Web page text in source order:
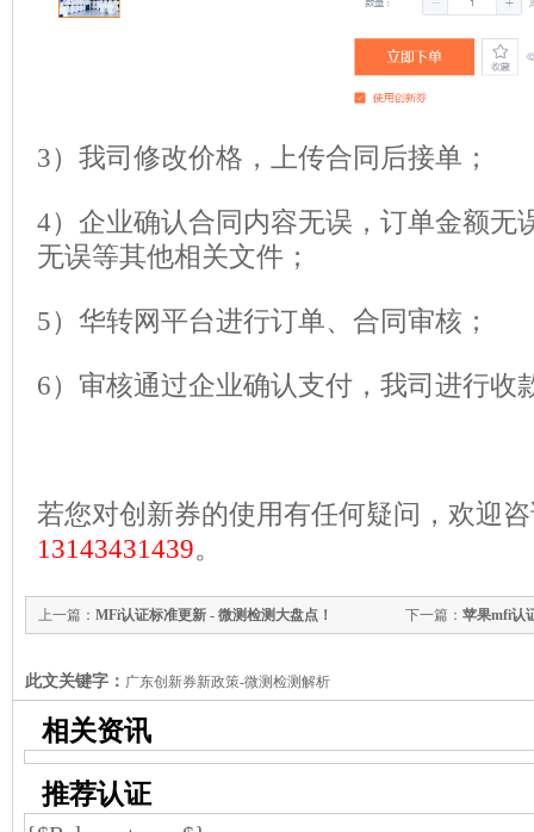
3）我司修改价格，上传合同后接单；
4）企业确认合同内容无误，订单金额无
无误等其他相关文件；
5）华转网平台进行订单、合同审核；
6）审核通过企业确认支付，我司进行收
若您对创新券的使用有任何疑问，欢迎
13143431439。
下一篇： 苹果mfi认
上一篇： MFi认证标准更新 - 微测检测大盘点！
此文关键字： 广东创新券新政策-微测检测解析
相关资讯
推荐认证